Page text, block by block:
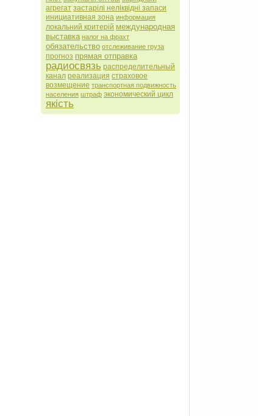
агрегат застарілі неліквідні запаси
инициативная зона информация
локальний критерій международная
выставка налог на фрахт
обязательство отслеживание груза
прогноз прямая отправка
радиосвязь распределительный
канал реализация страховое
возмещение транспортная подвижность
населения штраф экономический цикл
якість